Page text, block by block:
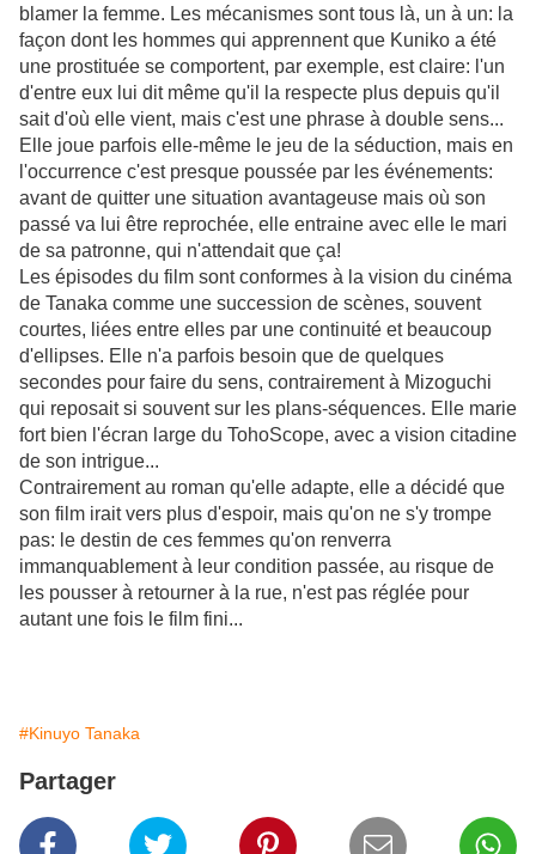
blamer la femme. Les mécanismes sont tous là, un à un: la
façon dont les hommes qui apprennent que Kuniko a été
une prostituée se comportent, par exemple, est claire: l'un
d'entre eux lui dit même qu'il la respecte plus depuis qu'il
sait d'où elle vient, mais c'est une phrase à double sens...
Elle joue parfois elle-même le jeu de la séduction, mais en
l'occurrence c'est presque poussée par les événements:
avant de quitter une situation avantageuse mais où son
passé va lui être reprochée, elle entraine avec elle le mari
de sa patronne, qui n'attendait que ça!
Les épisodes du film sont conformes à la vision du cinéma
de Tanaka comme une succession de scènes, souvent
courtes, liées entre elles par une continuité et beaucoup
d'ellipses. Elle n'a parfois besoin que de quelques
secondes pour faire du sens, contrairement à Mizoguchi
qui reposait si souvent sur les plans-séquences. Elle marie
fort bien l'écran large du TohoScope, avec a vision citadine
de son intrigue...
Contrairement au roman qu'elle adapte, elle a décidé que
son film irait vers plus d'espoir, mais qu'on ne s'y trompe
pas: le destin de ces femmes qu'on renverra
immanquablement à leur condition passée, au risque de
les pousser à retourner à la rue, n'est pas réglée pour
autant une fois le film fini...
#Kinuyo Tanaka
Partager